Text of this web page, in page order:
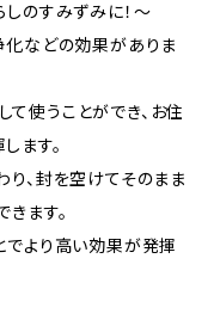
しのすみずみに！～
化などの効果がありま
使うことができ、お住
ます。
り、封を空けてそのまま
ます。
でより高い効果が発揮